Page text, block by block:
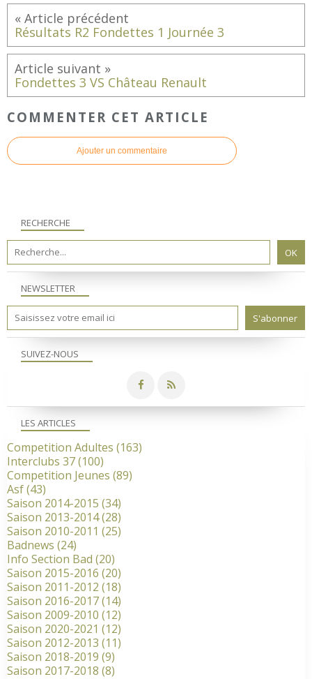
Résultats R2 Fondettes 1 Journée 3
Fondettes 3 VS Château Renault
COMMENTER CET ARTICLE
Ajouter un commentaire
NEWSLETTER
SUIVEZ-NOUS
RECHERCHE
LES ARTICLES
Competition Adultes (163)
Interclubs 37(100)
Competition Jeunes (89)
Asf(43)
Saison 2014-2015 (34)
Saison 2013-2014(28)
Saison 2010-2011 (25)
Badnews (24)
Info Section Bad (20)
Saison 2015-2016 (20)
Saison 2011-2012 (18)
Saison 2016-2017(14)
Saison 2009-2010 (12)
Saison 2020-2021 (12)
Saison 2012-2013 (11)
Saison 2018-2019 (9)
Saison 2017-2018 (8)